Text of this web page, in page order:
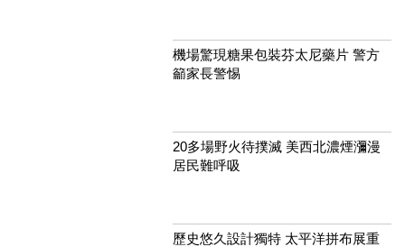
機場驚現糖果包裝芬太尼藥片 警方
籲家長警惕
20多場野火待撲滅 美西北濃煙瀰漫
居民難呼吸
歷史悠久設計獨特 太平洋拼布展重